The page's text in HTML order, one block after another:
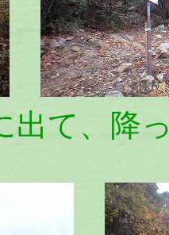
て、降